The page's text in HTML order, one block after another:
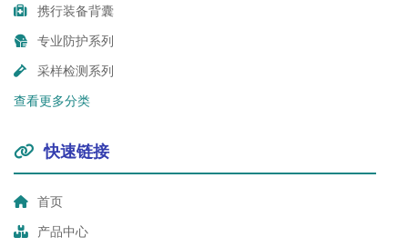
携行装备背囊
专业防护系列
采样检测系列
查看更多分类
快速链接
首页
产品中心